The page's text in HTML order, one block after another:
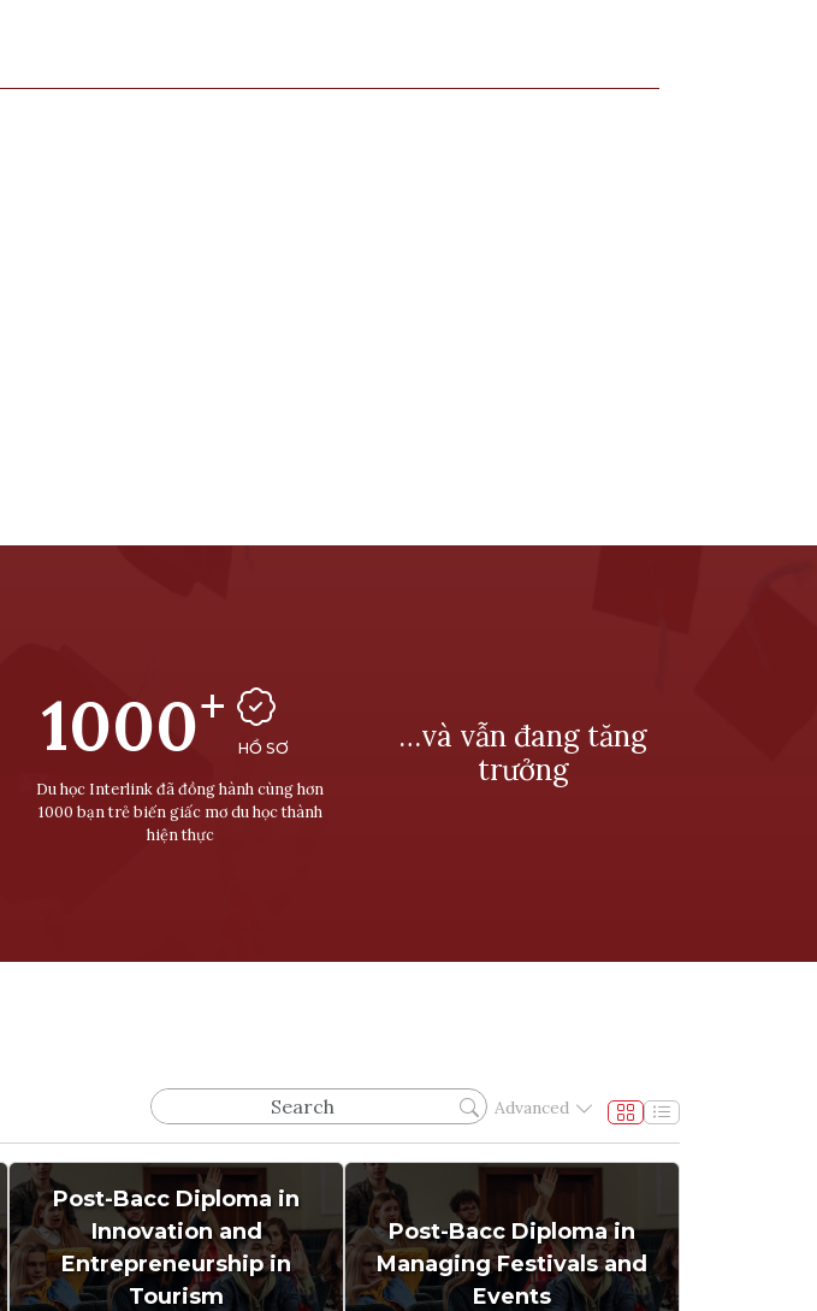
1000+
HỒ SƠ
Du học Interlink đã đồng hành cùng hơn
1000 bạn trẻ biến giấc mơ du học thành
hiện thực
…và vẫn đang tăng
trưởng
Advanced
Post-Bacc Diploma in
Innovation and
Entrepreneurship in
Tourism
Post-Bacc Diploma in
Managing Festivals and
Events